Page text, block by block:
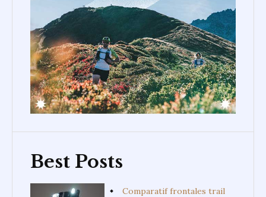
Best Posts
Comparatif frontales trail